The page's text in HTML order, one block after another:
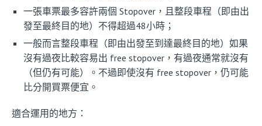
一張車票最多容許兩個 Stopover，且整段車程（即由出
發至最終目的地）不得超過48小時；
一般而言整段車程（即由出發至到達最終目的地）如果
沒有過夜比較容易出 free stopover，有過夜通常就沒有
（但仍有可能）。不過即使沒有 free stopover，仍可能
比分開買票便宜。
適合運用的地方：